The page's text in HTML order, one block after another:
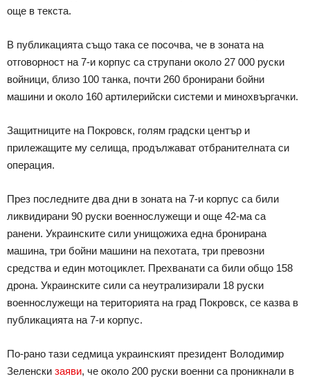
още в текста.
В публикацията също така се посочва, че в зоната на
отговорност на 7-и корпус са струпани около 27 000 руски
войници, близо 100 танка, почти 260 бронирани бойни
машини и около 160 артилерийски системи и минохвъргачки.
Защитниците на Покровск, голям градски център и
прилежащите му селища, продължават отбранителната си
операция.
През последните два дни в зоната на 7-и корпус са били
ликвидирани 90 руски военнослужещи и още 42-ма са
ранени. Украинските сили унищожиха една бронирана
машина, три бойни машини на пехотата, три превозни
средства и един мотоциклет. Прехванати са били общо 158
дрона. Украинските сили са неутрализирали 18 руски
военнослужещи на територията на град Покровск, се казва в
публикацията на 7-и корпус.
По-рано тази седмица украинският президент Володимир
Зеленски заяви, че около 200 руски военни са проникнали в